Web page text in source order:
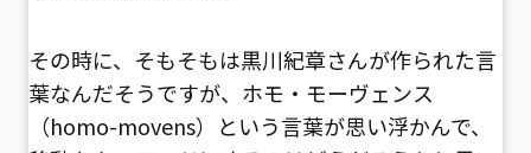
その時に、そもそもは黒川紀章さんが作られた言
葉なんだそうですが、ホモ・モーヴェンス
（homo-movens）という言葉が思い浮かんで、